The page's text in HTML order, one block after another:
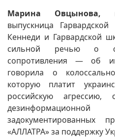
Марина Овцынова,
выпускница
Кеннеди и Гарвардской
сильной речью о
сопротивления — об
говорила о
которую платит
российскую агрессию,
задокументированных
«АЛЛАТРА» за поддержку